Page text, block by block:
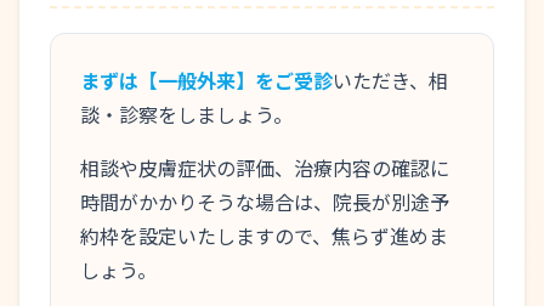
まずは【一般外来】をご受診いただき、相
談・診察をしましょう。
相談や皮膚症状の評価、治療内容の確認に
時間がかかりそうな場合は、院長が別途予
約枠を設定いたしますので、焦らず進めま
しょう。